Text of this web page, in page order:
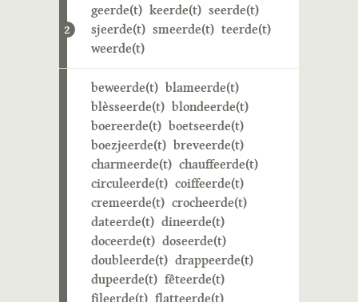
2
geerde(t) keerde(t) seerde(t)
sjeerde(t) smeerde(t) teerde(t)
weerde(t)
beweerde(t) blameerde(t)
blèsseerde(t) blondeerde(t)
boereerde(t) boetseerde(t)
boezjeerde(t) breveerde(t)
charmeerde(t) chauffeerde(t)
circuleerde(t) coiffeerde(t)
cremeerde(t) crocheerde(t)
dateerde(t) dineerde(t)
doceerde(t) doseerde(t)
doubleerde(t) drappeerde(t)
dupeerde(t) fêteerde(t)